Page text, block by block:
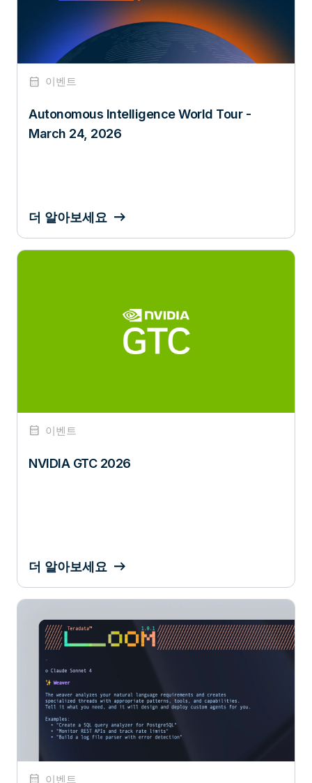
calendar_month 이벤트
Autonomous Intelligence World Tour -
March 24, 2026
더 알아보세요
calendar_month 이벤트
NVIDIA GTC 2026
더 알아보세요
calendar_month 이벤트